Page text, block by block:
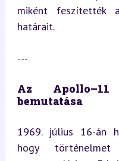
miként feszítették
határait.
---
Az Apollo–11
bemutatása
1969. július 16-án
hogy